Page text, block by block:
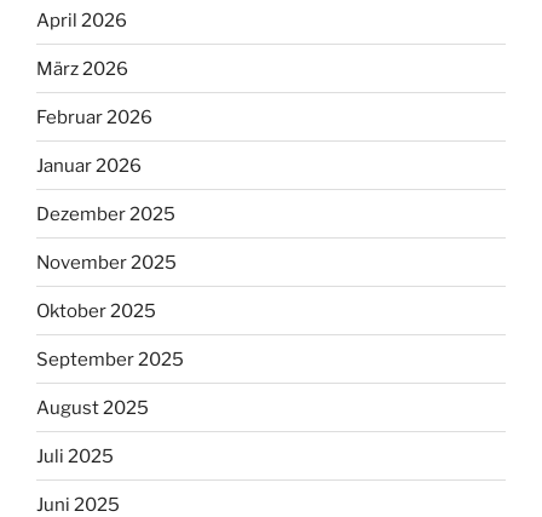
April 2026
März 2026
Februar 2026
Januar 2026
Dezember 2025
November 2025
Oktober 2025
September 2025
August 2025
Juli 2025
Juni 2025